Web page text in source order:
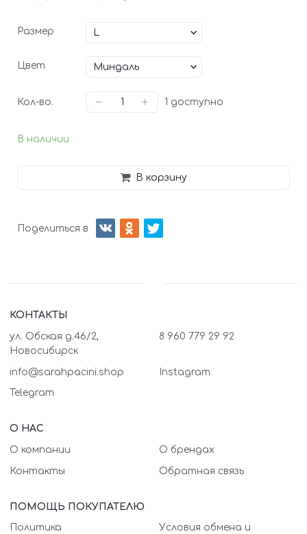
В наличии
Размер
Цвет
Кол-во. 1 доступно
В корзину
Поделиться в
КОНТАКТЫ
ул. Обская д.46/2,
Новосибирск
8 960 779 29 92
info@sarahpacini.shop Instagram
Telegram
О НАС
О компании О брендах
Контакты Обратная связь
ПОМОЩЬ ПОКУПАТЕЛЮ
Политика Условия обмена и